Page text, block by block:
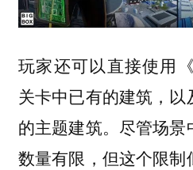
玩家还可以直接使用《
关卡中已有的建筑，
的主题建筑。尽管场
数量有限，但这个限